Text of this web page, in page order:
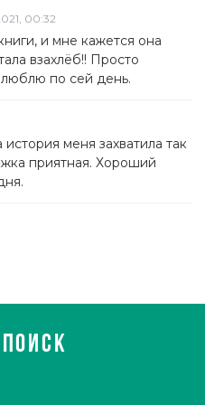
00:32
и мне кажется она
взахлёб!! Просто
по сей день.
история меня захватила так
приятная. Хороший